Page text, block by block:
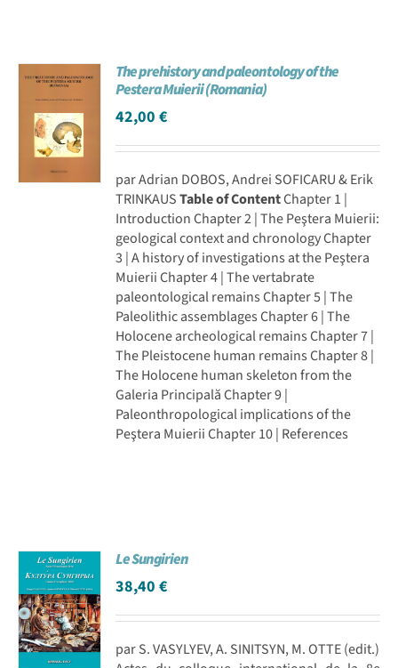
The prehistory and paleontology of the
Pestera Muierii (Romania)
42,00€
par Adrian DOBOS, Andrei SOFICARU & Erik
TRINKAUSTable of ContentChapter 1 |
Introduction Chapter 2 | The Peştera Muierii:
geological context and chronology Chapter
3 | A history of investigations at the Peştera
Muierii Chapter 4 | The vertabrate
paleontological remains Chapter 5 | The
Paleolithic assemblages Chapter 6 | The
Holocene archeological remains Chapter 7 |
The Pleistocene human remains Chapter 8 |
The Holocene human skeleton from the
Galeria Principală Chapter 9 |
Paleonthropological implications of the
Peştera Muierii Chapter 10 | References
Le Sungirien
38,40€
par S. VASYLYEV, A. SINITSYN, M. OTTE (edit.)